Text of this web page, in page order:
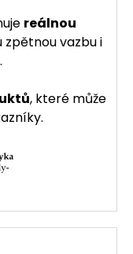
reálnou
zpětnou vazbu i
, které může